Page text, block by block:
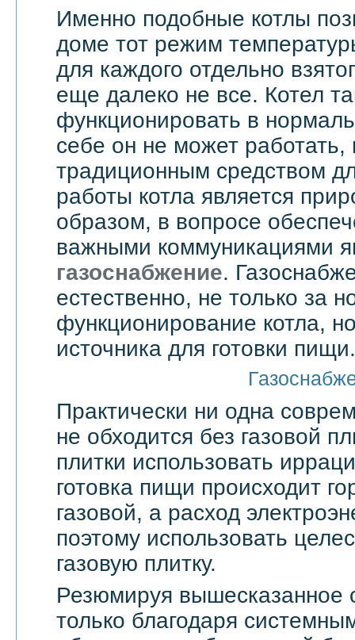
Именно подобные котлы
доме тот режим
для каждого отдельно
еще далеко не все. Котел
функционировать в
себе он не может
традиционным средством
работы котла является
образом, в вопросе
важными коммуникациями
газоснабжение.
естественно, не только за
функционирование котла,
источника для готовки пищи.
Практически ни одна
не обходится без газовой
плитки использовать
готовка пищи происходит
газовой, а расход
поэтому использовать
газовую плитку.
Резюмируя вышесказанное
только благодаря